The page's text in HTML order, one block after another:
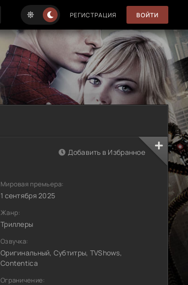
РЕГИСТРАЦИЯ ВОЙТИ
Добавить в Избранное
Мировая премьера:
1 сентября 2025
Жанр:
Триллеры
Озвучка:
Оригинальный, Субтитры, TVShows,
Contentica
Ограничение: